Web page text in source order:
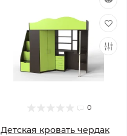
0
Детская кровать чердак